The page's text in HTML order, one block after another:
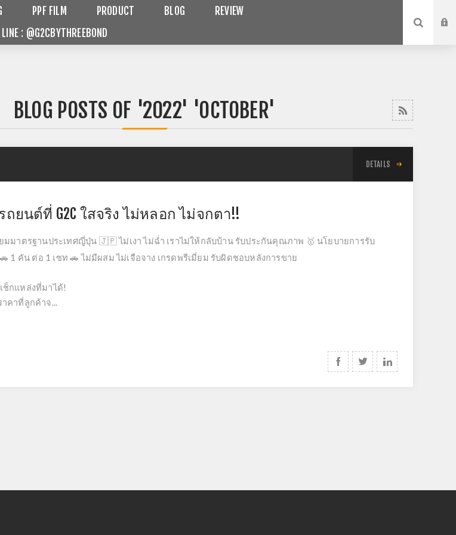
PPF FILM PRODUCT BLOG
REVIEW
LINE : @G2CBYTHREEBOND
BLOG POSTS OF '2022' 'OCTOBER'
DETAILS
ถยนต์ที่ G2C ใสจริง ไม่หลอก ไม่จกตา!!
มมาตรฐานประเทศญี่ปุ่น 🇯🇵 ไม่เงา ไม่ฉ่ำ เราไม่ให้กลับบ้าน รับประกันคุณภาพ 🥇 นโยบายการรับ
1 คัน ต่อ 1 เซท 🚗 ไม่มีผสม ไม่เจือจาง เกรดพรีเมี่ยม รับผิดชอบหลังการขาย
ช็กแหล่งที่มาได้!
คาที่ลูกค้าจ...